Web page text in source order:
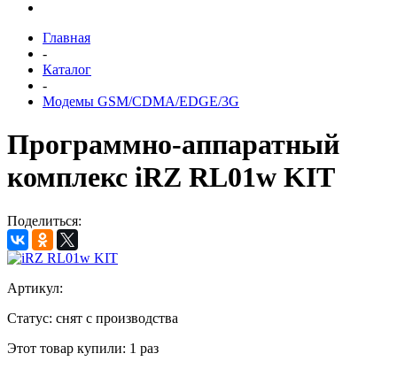
Главная
-
Каталог
-
Модемы GSM/CDMA/EDGE/3G
Программно-аппаратный
комплекс iRZ RL01w KIT
Поделиться:
Артикул:
Статус: снят с производства
Этот товар купили: 1 раз